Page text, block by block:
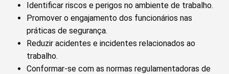
Identificar riscos e perigos no ambiente de trabalho.
Promover o engajamento dos funcionários nas
práticas de segurança.
Reduzir acidentes e incidentes relacionados ao
trabalho.
Conformar-se com as normas regulamentadoras de